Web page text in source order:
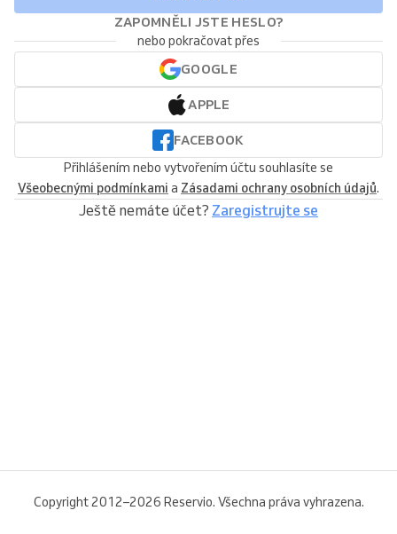
ZAPOMNĚLI JSTE HESLO?
nebo pokračovat přes
GOOGLE
APPLE
FACEBOOK
Přihlášením nebo vytvořením účtu souhlasíte se
Všeobecnými podmínkami a Zásadami ochrany osobních údajů.
Ještě nemáte účet? Zaregistrujte se
Copyright 2012–2026 Reservio. Všechna práva vyhrazena.